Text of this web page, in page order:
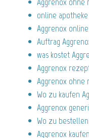
online
Aggrenox
Auftrag
was kostet
Aggrenox
Aggrenox ohne
Wo zu kaufen
Aggrenox
Wo zu
Aggrenox